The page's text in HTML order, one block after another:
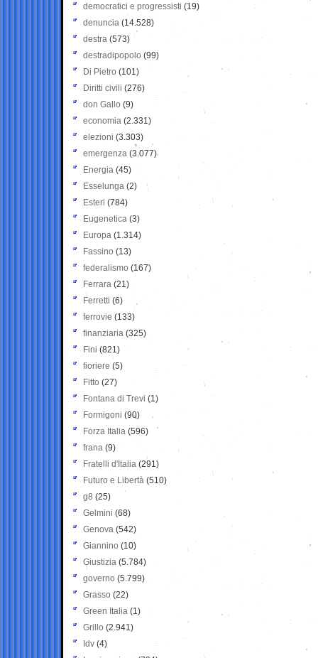
democratici e progressisti (19)
denuncia (14.528)
destra (573)
destradipopolo (99)
Di Pietro (101)
Diritti civili (276)
don Gallo (9)
economia (2.331)
elezioni (3.303)
emergenza (3.077)
Energia (45)
Esselunga (2)
Esteri (784)
Eugenetica (3)
Europa (1.314)
Fassino (13)
federalismo (167)
Ferrara (21)
Ferretti (6)
ferrovie (133)
finanziaria (325)
Fini (821)
fioriere (5)
Fitto (27)
Fontana di Trevi (1)
Formigoni (90)
Forza Italia (596)
frana (9)
Fratelli d'Italia (291)
Futuro e Libertà (510)
g8 (25)
Gelmini (68)
Genova (542)
Giannino (10)
Giustizia (5.784)
governo (5.799)
Grasso (22)
Green Italia (1)
Grillo (2.941)
Idv (4)